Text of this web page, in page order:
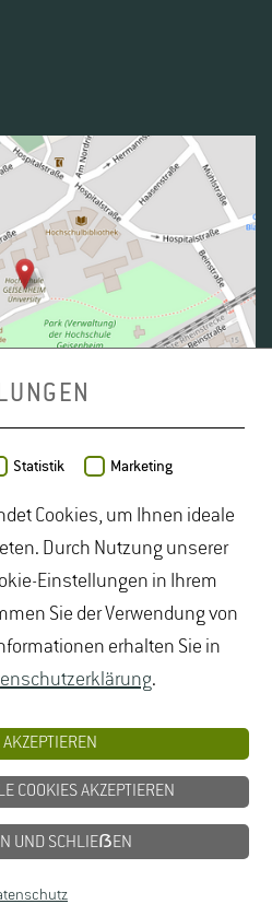
- Veröffentlicht unterODbL
| Gartenbau Studium|
|Lebensmittelsicherheit
|Oenologie
Logistik|Studiengänge
Natur| Studiengänge
Landschaftsarchitektur
Studium
Studium Logistik|Studium
|Studium
Statistik Marketing
Cookies, um Ihnen ideale
Durch Nutzung unserer
Einstellungen in Ihrem
Sie der Verwendung von
erhalten Sie in
.
COOKIES AKZEPTIEREN
UND SCHLIEẞEN